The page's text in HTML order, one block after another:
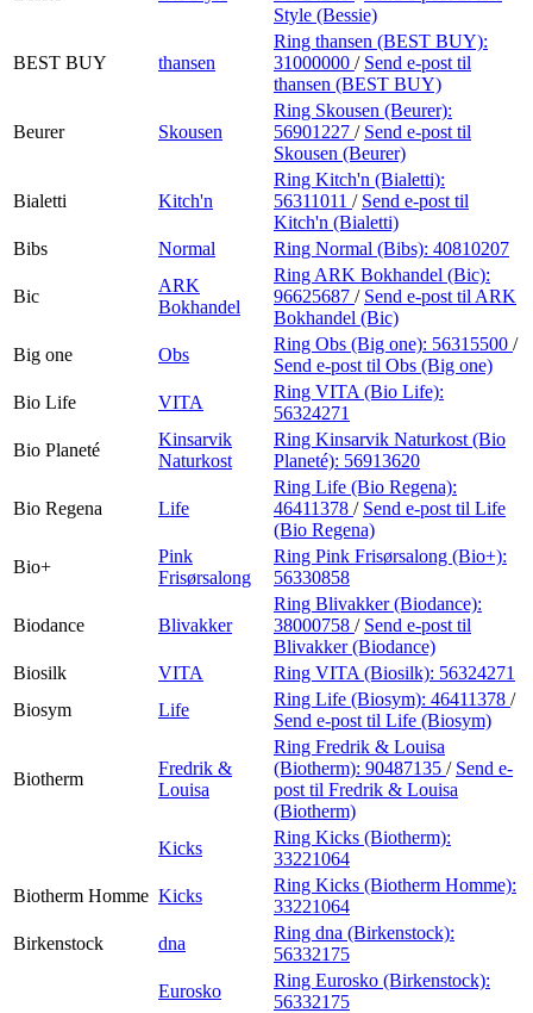
Style (Bessie)
BEST BUY thansen
Ring thansen (BEST BUY):
31000000 / Send e-post til
thansen (BEST BUY)
Beurer Skousen
Ring Skousen (Beurer):
56901227 / Send e-post til
Skousen (Beurer)
Bialetti Kitch'n
Ring Kitch'n (Bialetti):
56311011 / Send e-post til
Kitch'n (Bialetti)
Bibs
Normal Ring Normal (Bibs): 40810207
Bic
ARK
Bokhandel
Ring ARK Bokhandel (Bic):
96625687 / Send e-post til ARK
Bokhandel (Bic)
Big one
Obs
Ring Obs (Big one): 56315500 /
Send e-post til Obs (Big one)
Bio Life
VITA
Ring VITA (Bio Life):
56324271
Bio Planeté
Kinsarvik
Naturkost
Ring Kinsarvik Naturkost (Bio
Planeté): 56913620
Bio Regena Life
Ring Life (Bio Regena):
46411378 / Send e-post til Life
(Bio Regena)
Bio+
Pink
Frisørsalong
Ring Pink Frisørsalong (Bio+):
56330858
Biodance Blivakker
Ring Blivakker (Biodance):
38000758 / Send e-post til
Blivakker (Biodance)
Biosilk
VITA Ring VITA (Biosilk): 56324271
Biosym
Life
Ring Life (Biosym): 46411378 /
Send e-post til Life (Biosym)
Biotherm
Fredrik &
Louisa
Ring Fredrik & Louisa
(Biotherm): 90487135 / Send e-
post til Fredrik & Louisa
(Biotherm)
Kicks
Ring Kicks (Biotherm):
33221064
Biotherm Homme Kicks
Ring Kicks (Biotherm Homme):
33221064
Birkenstock
dna
Ring dna (Birkenstock):
56332175
Eurosko
Ring Eurosko (Birkenstock):
56332175